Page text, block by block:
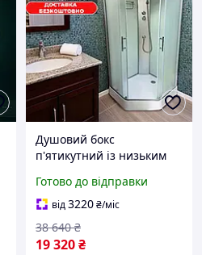
Душовий бокс
п'ятикутний із низьким
см матове скло профіль
сатин Італія
Готово до відправки
від3220₴/міс
19 320₴
38 640 ₴